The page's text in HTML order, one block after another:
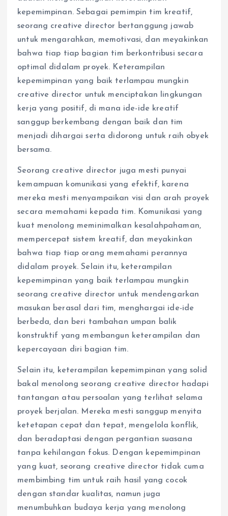
kepemimpinan. Sebagai pemimpin tim kreatif,
seorang creative director bertanggung jawab
untuk mengarahkan, memotivasi, dan meyakinkan
bahwa tiap tiap bagian tim berkontribusi secara
optimal didalam proyek. Keterampilan
kepemimpinan yang baik terlampau mungkin
creative director untuk menciptakan lingkungan
kerja yang positif, di mana ide-ide kreatif
sanggup berkembang dengan baik dan tim
menjadi dihargai serta didorong untuk raih obyek
bersama.
Seorang creative director juga mesti punyai
kemampuan komunikasi yang efektif, karena
mereka mesti menyampaikan visi dan arah proyek
secara memahami kepada tim. Komunikasi yang
kuat menolong meminimalkan kesalahpahaman,
mempercepat sistem kreatif, dan meyakinkan
bahwa tiap tiap orang memahami perannya
didalam proyek. Selain itu, keterampilan
kepemimpinan yang baik terlampau mungkin
seorang creative director untuk mendengarkan
masukan berasal dari tim, menghargai ide-ide
berbeda, dan beri tambahan umpan balik
konstruktif yang membangun keterampilan dan
kepercayaan diri bagian tim.
Selain itu, keterampilan kepemimpinan yang solid
bakal menolong seorang creative director hadapi
tantangan atau persoalan yang terlihat selama
proyek berjalan. Mereka mesti sanggup menyita
ketetapan cepat dan tepat, mengelola konflik,
dan beradaptasi dengan pergantian suasana
tanpa kehilangan fokus. Dengan kepemimpinan
yang kuat, seorang creative director tidak cuma
membimbing tim untuk raih hasil yang cocok
dengan standar kualitas, namun juga
menumbuhkan budaya kerja yang menolong